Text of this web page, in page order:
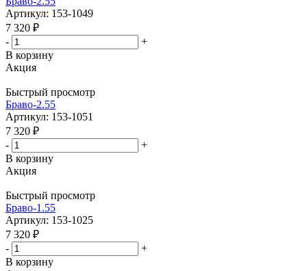
Артикул: 153-1049
7 320 ₽
-
+
В корзину
Акция
Быстрый просмотр
Браво-2.55
Артикул: 153-1051
7 320 ₽
-
+
В корзину
Акция
Быстрый просмотр
Браво-1.55
Артикул: 153-1025
7 320 ₽
-
+
В корзину